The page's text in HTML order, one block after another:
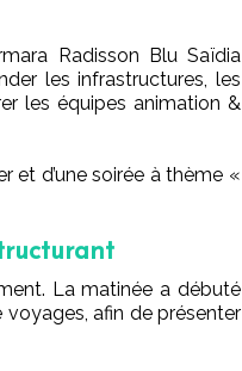
Radisson Blu Saïdia
les infrastructures, les
les équipes animation &
et d’une soirée à thème «
La matinée a débuté
afin de présenter